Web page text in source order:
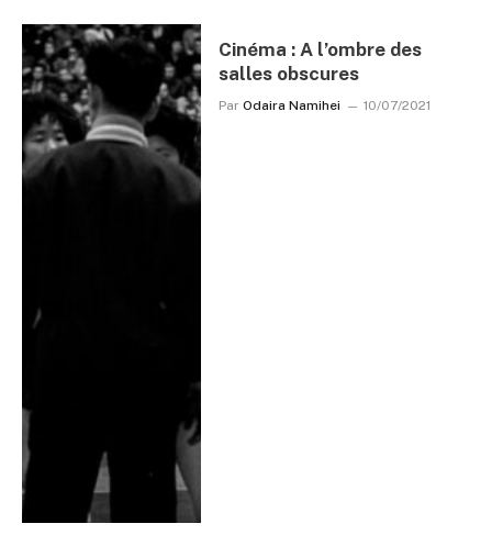
Cinéma : A l’ombre des
salles obscures
Par Odaira Namihei 10/07/2021